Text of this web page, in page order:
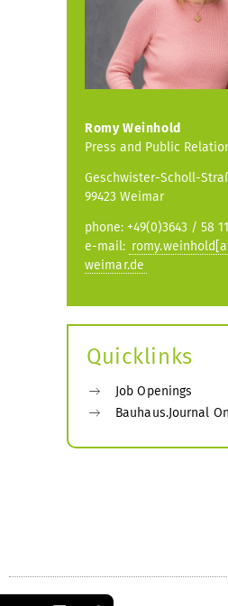
Romy Weinhold
Press and Public
Geschwister-Scholl-
99423 Weimar
phone: +49(0)3643 / 58
e-mail:
weimar.de
Quicklinks
Job Openings
Bauhaus.Journal